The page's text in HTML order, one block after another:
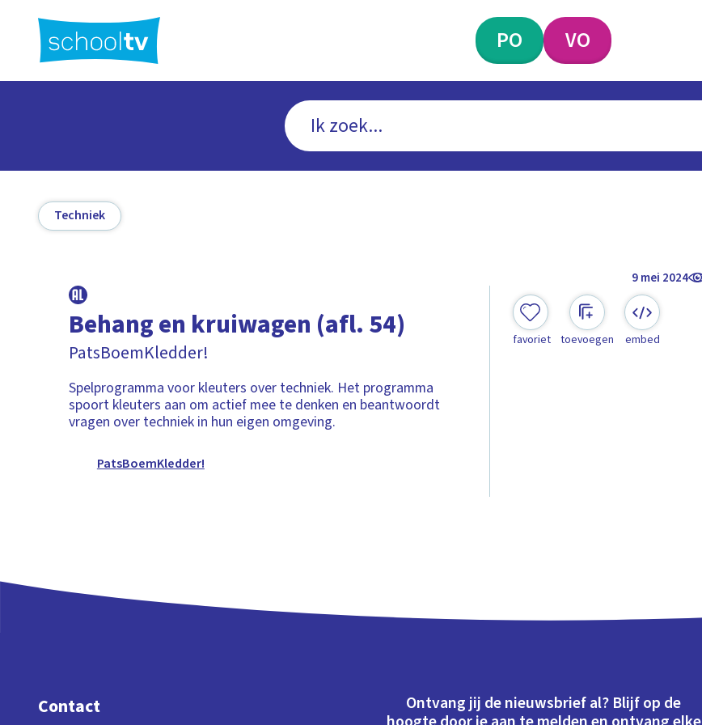
hoofdinhoud
PO VO
Techniek
9 mei 2024
Behang en kruiwagen (afl. 54)
PatsBoemKledder!
Spelprogramma voor kleuters over techniek. Het programma
spoort kleuters aan om actief mee te denken en beantwoordt
vragen over techniek in hun eigen omgeving.
PatsBoemKledder!
favoriet toevoegen embed
Contact
Ontvang jij de nieuwsbrief al? Blijf op de